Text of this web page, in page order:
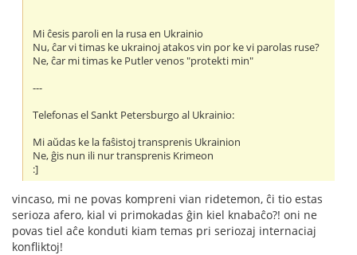
Mi ĉesis paroli en la rusa en Ukrainio
Nu, ĉar vi timas ke ukrainoj atakos vin por ke vi parolas ruse?
Ne, ĉar mi timas ke Putler venos "protekti min"
---
Telefonas el Sankt Petersburgo al Ukrainio:
Mi aŭdas ke la faŝistoj transprenis Ukrainion
Ne, ĝis nun ili nur transprenis Krimeon
:]
vincaso, mi ne povas kompreni vian ridetemon, ĉi tio estas
serioza afero, kial vi primokadas ĝin kiel knabaĉo?! oni ne
povas tiel aĉe konduti kiam temas pri seriozaj internaciaj
konfliktoj!